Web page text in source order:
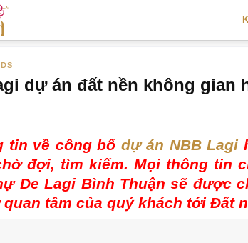
dự án đất nền không gian
tin về công bố dự án NBB Lagi
đợi, tìm kiếm. Mọi thông tin
De Lagi Bình Thuận sẽ được
tâm của quý khách tới Đất